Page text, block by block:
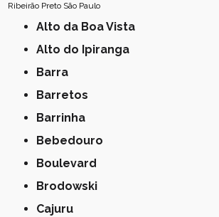
Ribeirão Preto São Paulo
Alto da Boa Vista
Alto do Ipiranga
Barra
Barretos
Barrinha
Bebedouro
Boulevard
Brodowski
Cajuru